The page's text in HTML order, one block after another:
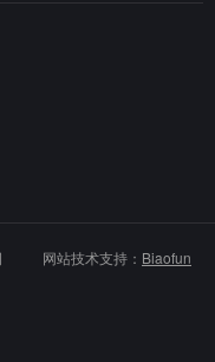
司 网站技术支持： Biaofun